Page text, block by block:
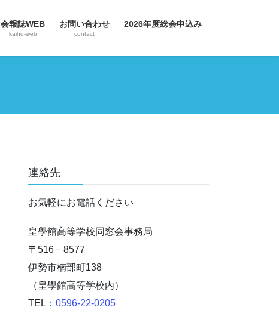
会報誌WEB
kaiho-web
お問い合わせ
contact
2026年度総会申込み
連絡先
お気軽にお電話ください
皇學館高等学校同窓会事務局
〒516－8577
伊勢市楠部町138
（皇學館高等学校内）
TEL：0596-22-0205